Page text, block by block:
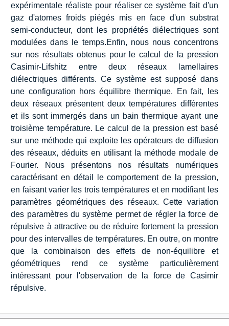
expérimentale réaliste pour réaliser ce système fait d'un
gaz d'atomes froids piégés mis en face d'un substrat
semi-conducteur, dont les propriétés diélectriques sont
modulées dans le temps.Enfin, nous nous concentrons
sur nos résultats obtenus pour le calcul de la pression
Casimir-Lifshitz entre deux réseaux lamellaires
diélectriques différents. Ce système est supposé dans
une configuration hors équilibre thermique. En fait, les
deux réseaux présentent deux températures différentes
et ils sont immergés dans un bain thermique ayant une
troisième température. Le calcul de la pression est basé
sur une méthode qui exploite les opérateurs de diffusion
des réseaux, déduits en utilisant la méthode modale de
Fourier. Nous présentons nos résultats numériques
caractérisant en détail le comportement de la pression,
en faisant varier les trois températures et en modifiant les
paramètres géométriques des réseaux. Cette variation
des paramètres du système permet de régler la force de
répulsive à attractive ou de réduire fortement la pression
pour des intervalles de températures. En outre, on montre
que la combinaison des effets de non-équilibre et
géométriques rend ce système particulièrement
intéressant pour l'observation de la force de Casimir
répulsive.